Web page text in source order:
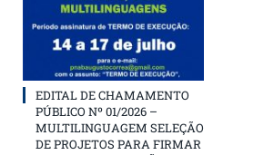
EDITAL DE CHAMAMENTO
PÚBLICO Nº 01/2026 –
MULTILINGUAGEM SELEÇÃO
DE PROJETOS PARA FIRMAR